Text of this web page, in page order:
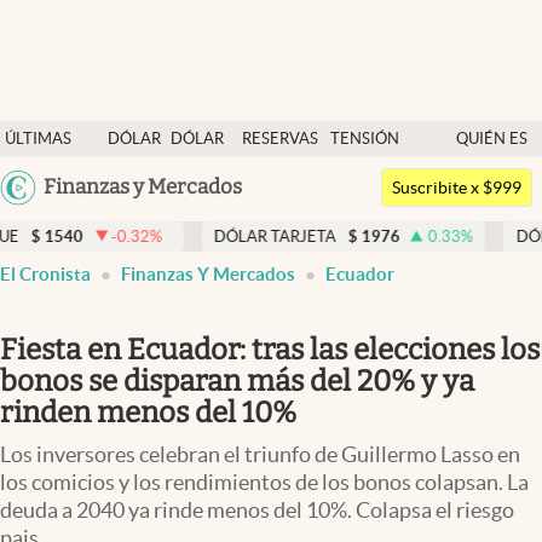
ÚLTIMAS
NOTICIAS
DÓLAR
DÓLAR
RESERVAS
TENSIÓN
GEOPOLÍTICA
QUIÉN ES
QUIÉN
Argentina
Uruguay
Finanzas y Mercados
Dólar
Members
Economía y Política
Finanzas y Mercados
Negocios
Columnistas
Otras secciones
Apertura
Suscribite x $999
% DÓLAR TARJETA $ 1976 0.33% DÓLAR MEP
El Cronista Finanzas Y Mercados Ecuador
Fiesta en Ecuador: tras las elecciones los
bonos se disparan más del 20% y ya
rinden menos del 10%
Los inversores celebran el triunfo de Guillermo Lasso en
los comicios y los rendimientos de los bonos colapsan. La
deuda a 2040 ya rinde menos del 10%. Colapsa el riesgo